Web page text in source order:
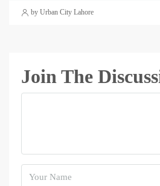
by Urban City Lahore
Join The